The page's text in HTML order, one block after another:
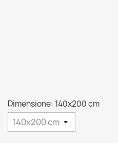
Dimensione: 140x200 cm